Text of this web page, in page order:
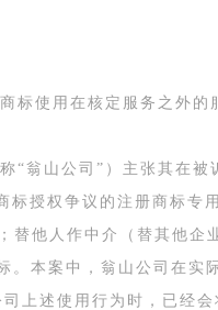
标使用在核定服务之外的
“翁山公司”）主张其在被
授权争议的注册商标专
替他人作中介（替其他企
本案中，翁山公司在实
上述使用行为时，已经